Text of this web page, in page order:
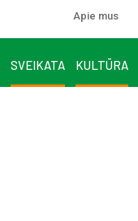
Apie mus
SVEIKATA KULTŪRA